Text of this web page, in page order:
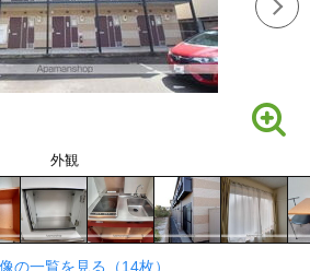
外観
の一覧を見る（14枚）